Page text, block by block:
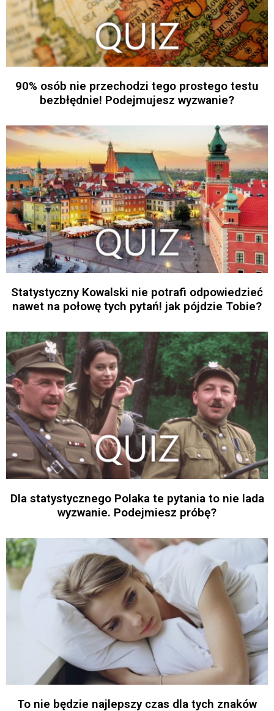
90% osób nie przechodzi tego prostego testu
bezbłędnie! Podejmujesz wyzwanie?
Statystyczny Kowalski nie potrafi odpowiedzieć
nawet na połowę tych pytań! jak pójdzie Tobie?
Dla statystycznego Polaka te pytania to nie lada
wyzwanie. Podejmiesz próbę?
To nie będzie najlepszy czas dla tych znaków